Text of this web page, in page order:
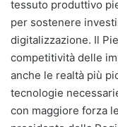
tessuto produttivo
per sostenere
digitalizzazione. Il
competitività delle
anche le realtà più
tecnologie
con maggiore forza